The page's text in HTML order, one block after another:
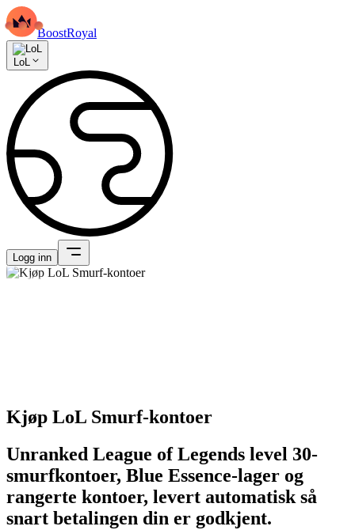
BoostRoyal
LoL
Logg inn
Kjøp LoL Smurf-kontoer
Unranked League of Legends level 30-
smurfkontoer, Blue Essence-lager og
rangerte kontoer, levert automatisk så
snart betalingen din er godkjent.